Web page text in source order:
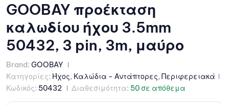
GOOBAY προέκταση
καλωδίου ήχου 3.5mm
50432, 3 pin, 3m, μαύρο
Brand: GOOBAY
Κατηγορίες: Ήχος, Καλώδια - Αντάπτορες, Περιφερειακά
Κωδικός: 50432 Διαθεσιμότητα: 50 σε απόθεμα